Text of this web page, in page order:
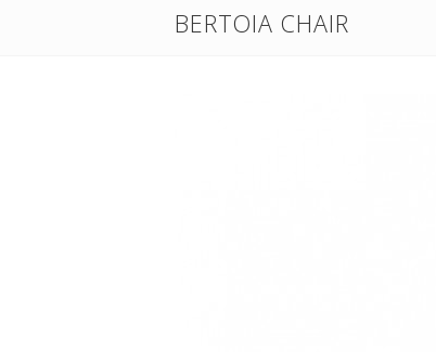
BERTOIA CHAIR